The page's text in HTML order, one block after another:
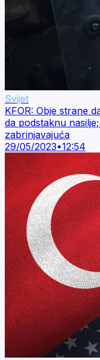
Svijet
KFOR: Obje strane
da podstaknu
zabrinjavajuća
29/05/2023•12:54